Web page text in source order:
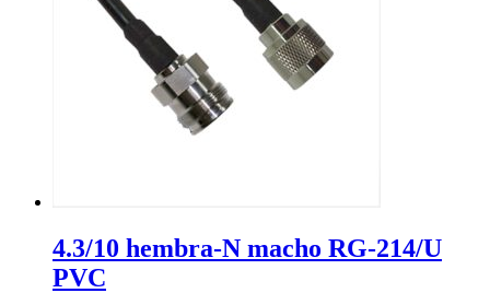
4.3/10 hembra-N macho RG-214/U
PVC